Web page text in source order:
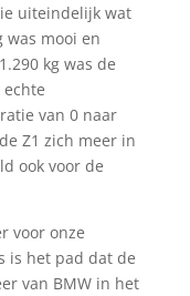
uiteindelijk wat
mooi en
kg was de
van 0 naar
Z1 zich meer in
ook voor de
voor onze
is het pad dat de
van BMW in het